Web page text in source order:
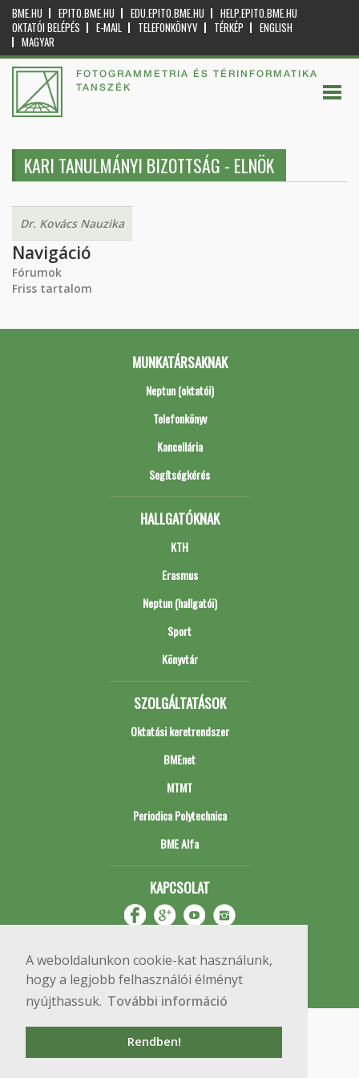
A weboldalunkon cookie-kat használunk,
hogy a legjobb felhasználói élményt
nyújthassuk. További információ
Rendben!
BME.HU EPITO.BME.HU EDU.EPITO.BME.HU
HELP.EPITO.BME.HU
OKTATÓI BELÉPÉS
E-MAIL TELEFONKÖNYV TÉRKÉP
ENGLISH
MAGYAR
FOTOGRAMMETRIA ÉS TÉRINFORMATIKA
TANSZÉK
KARI TANULMÁNYI BIZOTTSÁG - ELNÖK
Dr. Kovács Nauzika
Navigáció
Fórumok
Friss tartalom
MUNKATÁRSAKNAK
Neptun (oktatói)
Telefonkönyv
Kancellária
Segítségkérés
HALLGATÓKNAK
KTH
Erasmus
Neptun (hallgatói)
Sport
Könyvtár
SZOLGÁLTATÁSOK
Oktatási keretrendszer
BMEnet
MTMT
Periodica Polytechnica
BME Alfa
KAPCSOLAT
Copyright © 2020 BME Építőmérnöki Kar
1111 Budapest, Műegyetem rkp. 3.